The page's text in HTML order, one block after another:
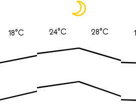
18°C 24°C 28°C